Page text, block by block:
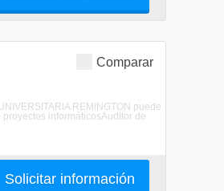
Comparar
REMINGTON puede
informáticosAuditor de
Solicitar información